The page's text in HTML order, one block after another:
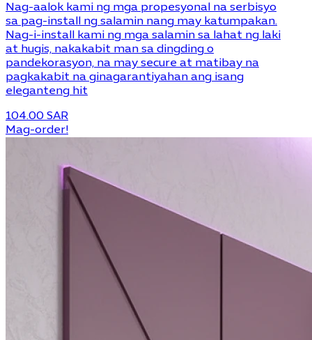
Nag-aalok kami ng mga propesyonal na serbisyo
sa pag-install ng salamin nang may katumpakan.
Nag-i-install kami ng mga salamin sa lahat ng laki
at hugis, nakakabit man sa dingding o
pandekorasyon, na may secure at matibay na
pagkakabit na ginagarantiyahan ang isang
eleganteng hit
104.00 SAR
Mag-order!